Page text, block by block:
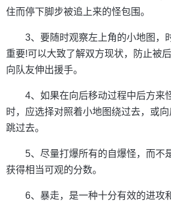
住而停下脚步被追上来的怪包围。
3、要随时观察左上角的小地图，
重要!可以大致了解双方现状，防止被
向队友伸出援手。
4、如果在向后移动过程中后方来
时，应选择对照着小地图绕过去，或
跳过去。
5、尽量打爆所有的自爆怪，而不
获得相当可观的分数。
6、暴走，是一种十分有效的进攻